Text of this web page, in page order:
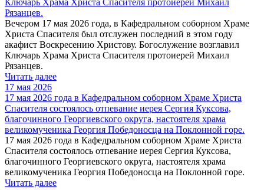
Рязанцев.
Вечером 17 мая 2026 года, в Кафедральном соборном Храме
Христа Спасителя был отслужен последний в этом году
акафист Воскресению Христову. Богослужение возглавил
Ключарь Храма Христа Спасителя протоиерей Михаил
Рязанцев.
Читать далее
17 мая 2026
17 мая 2026 года в Кафедральном соборном Храме Христа
Спасителя состоялось отпевание иерея Сергия Куксова,
благочинного Георгиевского округа, настоятеля храма
великомученика Георгия Победоносца на Поклонной горе.
17 мая 2026 года в Кафедральном соборном Храме Христа
Спасителя состоялось отпевание иерея Сергия Куксова,
благочинного Георгиевского округа, настоятеля храма
великомученика Георгия Победоносца на Поклонной горе.
Читать далее